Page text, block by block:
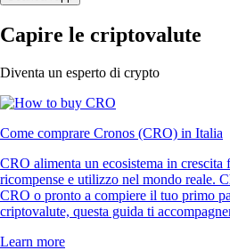
Capire le criptovalute
Diventa un esperto di crypto
Come comprare Cronos (CRO) in Italia
CRO alimenta un ecosistema in crescita
ricompense e utilizzo nel mondo reale.
CRO o pronto a compiere il tuo primo
criptovalute, questa guida ti
Learn more